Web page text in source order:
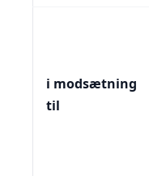
i modsætning
til